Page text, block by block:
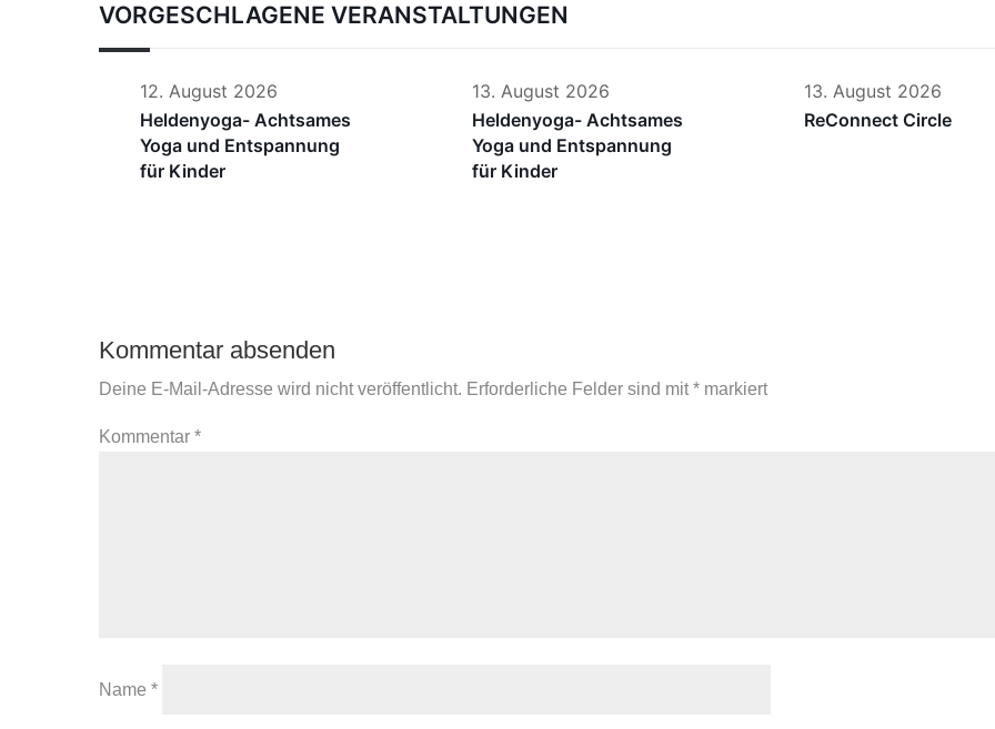
VORGESCHLAGENE VERANSTALTUNGEN
12. August 2026
Heldenyoga- Achtsames
Yoga und Entspannung
für Kinder
13. August 2026
Heldenyoga- Achtsames
Yoga und Entspannung
für Kinder
13. August 2026
ReConnect Circle
Kommentar absenden
Deine E-Mail-Adresse wird nicht veröffentlicht. Erforderliche Felder sind mit * markiert
Kommentar *
Name *